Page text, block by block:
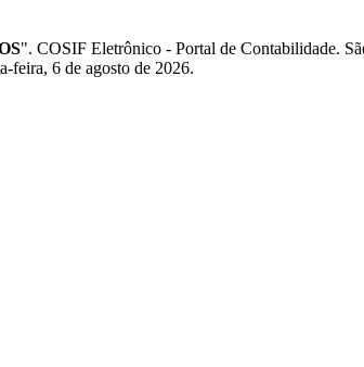
". COSIF Eletrônico - Portal de Contabilidade.
feira, 6 de agosto de 2026.